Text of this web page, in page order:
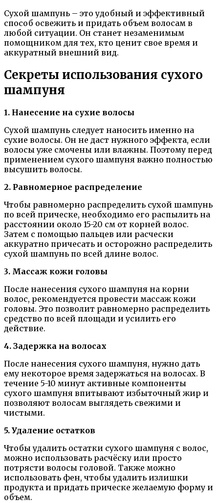
Сухой шампунь – это удобный и эффективный
способ освежить и придать объем волосам в
любой ситуации. Он станет незаменимым
помощником для тех, кто ценит свое время и
аккуратный внешний вид.
Секреты использования сухого
шампуня
1. Нанесение на сухие волосы
Сухой шампунь следует наносить именно на
сухие волосы. Он не даст нужного эффекта, если
волосы уже смочены или влажны. Поэтому перед
применением сухого шампуня важно полностью
высушить волосы.
2. Равномерное распределение
Чтобы равномерно распределить сухой шампунь
по всей прическе, необходимо его распылить на
расстоянии около 15-20 см от корней волос.
Затем с помощью пальцев или расчески
аккуратно причесать и осторожно распределить
сухой шампунь по всей длине волос.
3. Массаж кожи головы
После нанесения сухого шампуня на корни
волос, рекомендуется провести массаж кожи
головы. Это позволит равномерно распределить
средство по всей площади и усилить его
действие.
4. Задержка на волосах
После нанесения сухого шампуня, нужно дать
ему некоторое время задержаться на волосах. В
течение 5-10 минут активные компоненты
сухого шампуня впитывают избыточный жир и
позволяют волосам выглядеть свежими и
чистыми.
5. Удаление остатков
Чтобы удалить остатки сухого шампуня с волос,
можно использовать расчёску или просто
потрясти волосы головой. Также можно
использовать фен, чтобы удалить излишки
продукта и придать прическе желаемую форму и
объем.